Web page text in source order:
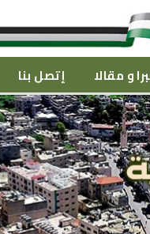
و مقالا إتصل بنا